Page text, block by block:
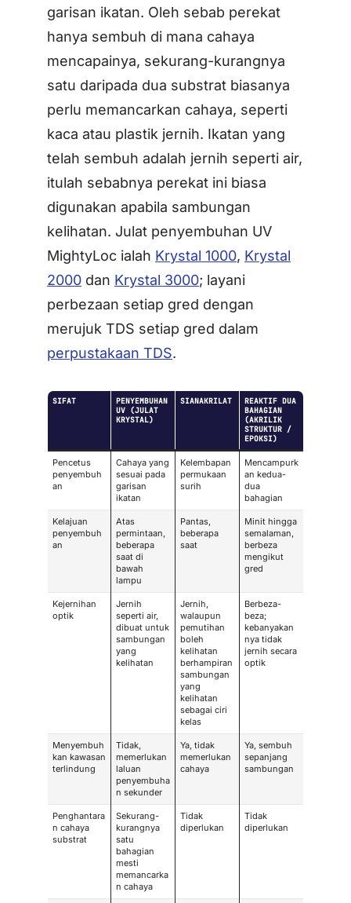
garisan ikatan. Oleh sebab perekat
hanya sembuh di mana cahaya
mencapainya, sekurang-kurangnya
satu daripada dua substrat biasanya
perlu memancarkan cahaya, seperti
kaca atau plastik jernih. Ikatan yang
telah sembuh adalah jernih seperti air,
itulah sebabnya perekat ini biasa
digunakan apabila sambungan
kelihatan. Julat penyembuhan UV
MightyLoc ialah Krystal 1000, Krystal
2000 dan Krystal 3000; layani
perbezaan setiap gred dengan
merujuk TDS setiap gred dalam
perpustakaan TDS.
SIFAT
PENYEMBUHAN
UV (JULAT
KRYSTAL)
SIANAKRILAT
REAKTIF DUA
BAHAGIAN
(AKRILIK
STRUKTUR /
EPOKSI)
Pencetus
penyembuh
an
Cahaya yang
sesuai pada
garisan
ikatan
Kelembapan
permukaan
surih
Mencampurk
an kedua-
dua
bahagian
Kelajuan
penyembuh
an
Atas
permintaan,
beberapa
saat di
bawah
lampu
Pantas,
beberapa
saat
Minit hingga
semalaman,
berbeza
mengikut
gred
Kejernihan
optik
Jernih
seperti air,
dibuat untuk
sambungan
yang
kelihatan
Jernih,
walaupun
pemutihan
boleh
kelihatan
berhampiran
sambungan
yang
kelihatan
sebagai ciri
kelas
Berbeza-
beza;
kebanyakan
nya tidak
jernih secara
optik
Menyembuh
kan kawasan
terlindung
Tidak,
memerlukan
laluan
penyembuha
n sekunder
Ya, tidak
memerlukan
cahaya
Ya, sembuh
sepanjang
sambungan
Penghantara
n cahaya
substrat
Sekurang-
kurangnya
satu
bahagian
mesti
memancarka
n cahaya
Tidak
diperlukan
Tidak
diperlukan